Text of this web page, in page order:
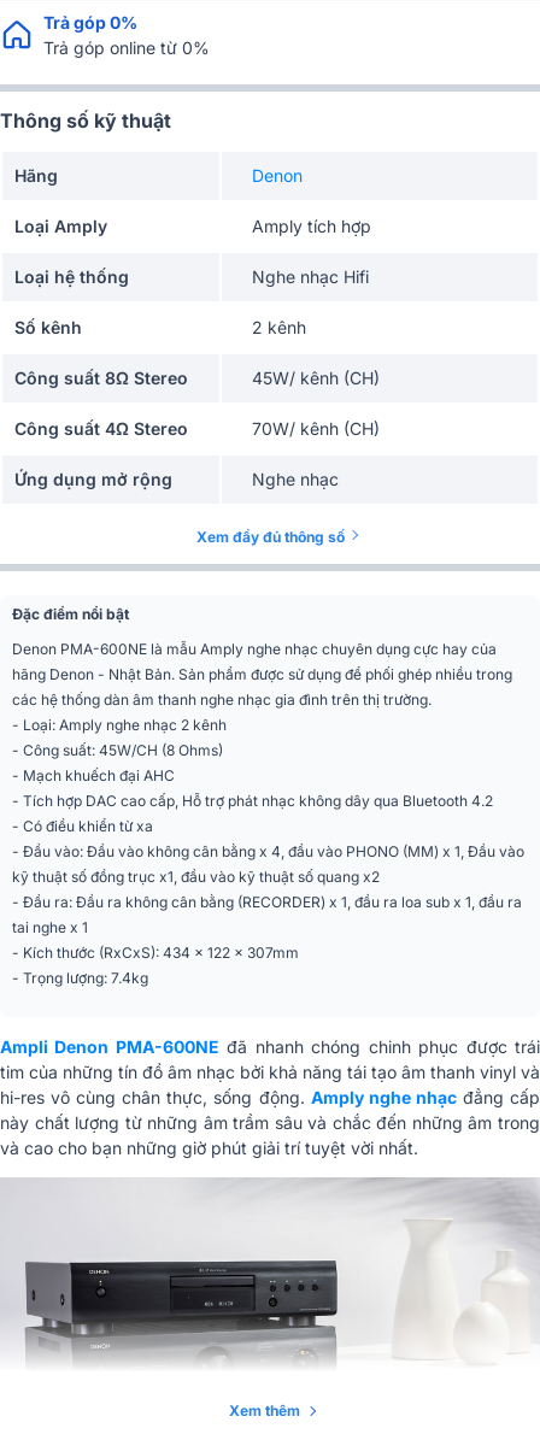
Trả góp 0%
Trả góp online từ 0%
Thông số kỹ thuật
Hãng Denon
Loại Amply Amply tích hợp
Loại hệ thống Nghe nhạc Hifi
Số kênh 2 kênh
Công suất 8Ω Stereo 45W/ kênh (CH)
Công suất 4Ω Stereo 70W/ kênh (CH)
Ứng dụng mở rộng Nghe nhạc
Có
Phân khúc Giá rẻ
Tổng méo hài
Trở kháng
Đầu ra
(RECORDER) x 1, đầu ra loa siêu
trầm x 1, đầu ra tai nghe x 1
Tiêu thụ điện năng
190 W
Kích thước (W x H x D) 434 x 122 x 307 mm
Xem đầy đủ thông số
Đặc điểm nổi bật
Denon PMA-600NE là mẫu Amply nghe nhạc chuyên dụng cực hay của
hãng Denon - Nhật Bản. Sản phẩm được sử dụng để phối ghép nhiều trong
các hệ thống dàn âm thanh nghe nhạc gia đình trên thị trường.
- Loại: Amply nghe nhạc 2 kênh
- Công suất: 45W/CH (8 Ohms)
- Mạch khuếch đại AHC
- Tích hợp DAC cao cấp, Hỗ trợ phát nhạc không dây qua Bluetooth 4.2
- Có điều khiển từ xa
- Đầu vào: Đầu vào không cân bằng x 4, đầu vào PHONO (MM) x 1, Đầu vào
kỹ thuật số đồng trục x1, đầu vào kỹ thuật số quang x2
- Đầu ra: Đầu ra không cân bằng (RECORDER) x 1, đầu ra loa sub x 1, đầu ra
tai nghe x 1
- Kích thước (RxCxS): 434 x 122 x 307mm
- Trọng lượng: 7.4kg
Ampli Denon PMA-600NE đã nhanh chóng chinh phục được trái
tim của những tín đồ âm nhạc bởi khả năng tái tạo âm thanh vinyl và
hi-res vô cùng chân thực, sống động. Amply nghe nhạcđẳng cấp
này chất lượng từ những âm trầm sâu và chắc đến những âm trong
và cao cho bạn những giờ phút giải trí tuyệt vời nhất.
Xem thêm